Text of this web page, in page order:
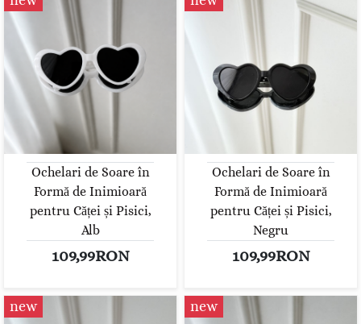
Ochelari de Soare în
Formă de Inimioară
pentru Căței și Pisici,
Alb
109,99RON
Ochelari de Soare în
Formă de Inimioară
pentru Căței și Pisici,
Negru
109,99RON
new new